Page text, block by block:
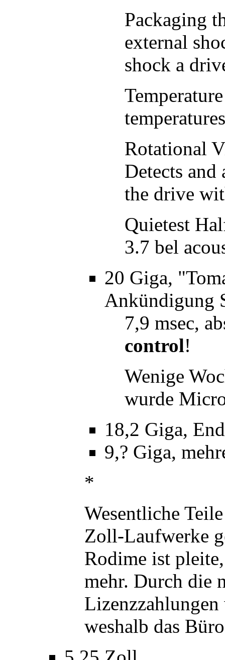
Packaging
external
shock a
Rotational
Detects
the drive
Quietest
3.7 bel
20 Giga,
Ankündigung
7,9 msec,
control!
Wenige
wurde
18,2 Giga,
9,? Giga,
*
Wesentliche
Zoll-Laufwerke
Rodime ist
mehr. Durch die
Lizenzzahlungen
weshalb das